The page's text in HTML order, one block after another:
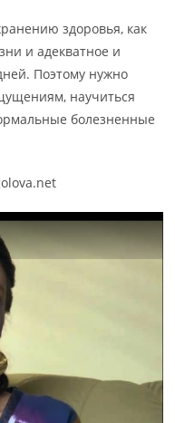
здоровья, как
и адекватное и
Поэтому нужно
научиться
болезненные